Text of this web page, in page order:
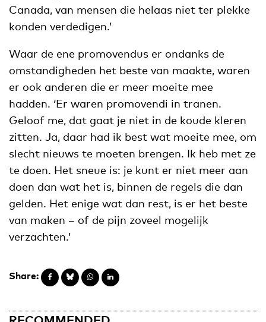
Canada, van mensen die helaas niet ter plekke
konden verdedigen.’
Waar de ene promovendus er ondanks de
omstandigheden het beste van maakte, waren
er ook anderen die er meer moeite mee
hadden. ‘Er waren promovendi in tranen.
Geloof me, dat gaat je niet in de koude kleren
zitten. Ja, daar had ik best wat moeite mee, om
slecht nieuws te moeten brengen. Ik heb met ze
te doen. Het sneue is: je kunt er niet meer aan
doen dan wat het is, binnen de regels die dan
gelden. Het enige wat dan rest, is er het beste
van maken – of de pijn zoveel mogelijk
verzachten.’
Share: